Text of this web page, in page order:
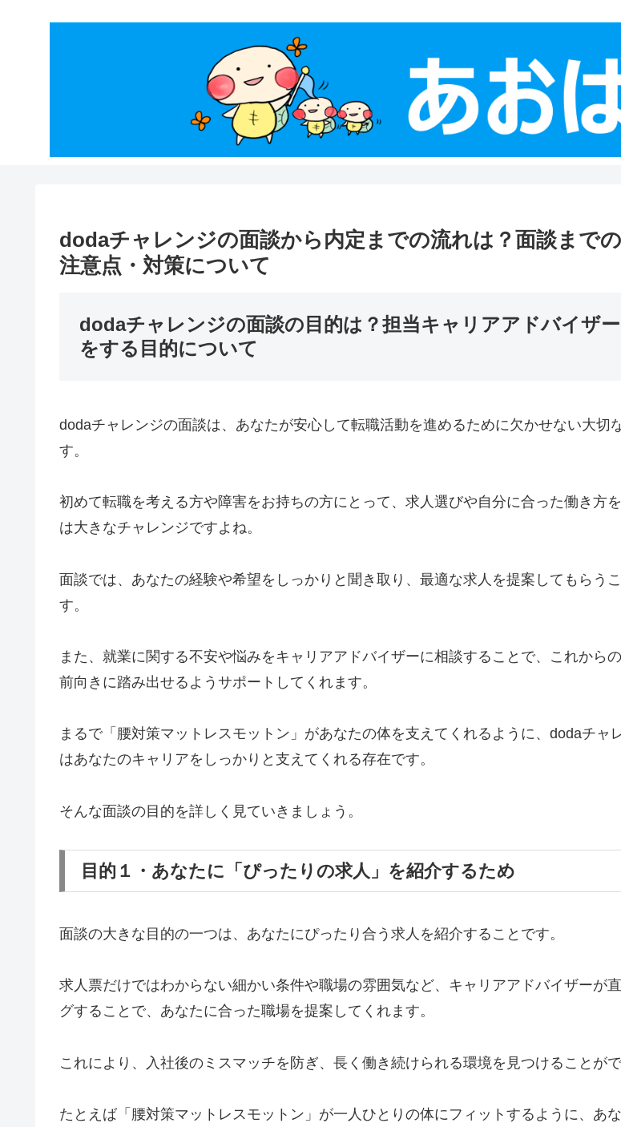
dodaチャレンジの面談から内定までの流れは？面談まで
注意点・対策について
dodaチャレンジの面談の目的は？担当キャリアアドバイザ
をする目的について
dodaチャレンジの面談は、あなたが安心して転職活動を進めるために欠かせない大切
す。
初めて転職を考える方や障害をお持ちの方にとって、求人選びや自分に合った働き方
は大きなチャレンジですよね。
面談では、あなたの経験や希望をしっかりと聞き取り、最適な求人を提案してもらう
す。
また、就業に関する不安や悩みをキャリアアドバイザーに相談することで、これから
前向きに踏み出せるようサポートしてくれます。
まるで「腰対策マットレスモットン」があなたの体を支えてくれるように、dodaチャ
はあなたのキャリアをしっかりと支えてくれる存在です。
そんな面談の目的を詳しく見ていきましょう。
目的１・あなたに「ぴったりの求人」を紹介するため
面談の大きな目的の一つは、あなたにぴったり合う求人を紹介することです。
求人票だけではわからない細かい条件や職場の雰囲気など、キャリアアドバイザーが
グすることで、あなたに合った職場を提案してくれます。
これにより、入社後のミスマッチを防ぎ、長く働き続けられる環境を見つけることがで
たとえば「腰対策マットレスモットン」が一人ひとりの体にフィットするように、あ